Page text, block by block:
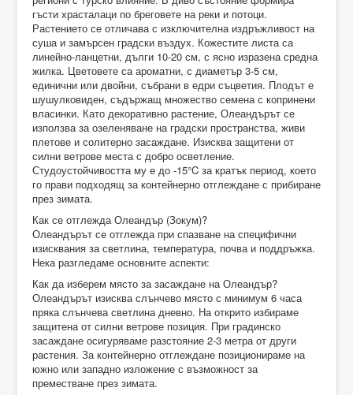
гъсти храсталаци по бреговете на реки и потоци.
Растението се отличава с изключителна издръжливост на
суша и замърсен градски въздух. Кожестите листа са
линейно-ланцетни, дълги 10-20 см, с ясно изразена средна
жилка. Цветовете са ароматни, с диаметър 3-5 см,
единични или двойни, събрани в едри съцветия. Плодът е
шушулковиден, съдържащ множество семена с копринени
власинки. Като декоративно растение, Олеандърът се
използва за озеленяване на градски пространства, живи
плетове и солитерно засаждане. Изисква защитени от
силни ветрове места с добро осветление.
Студоустойчивостта му е до -15°C за кратък период, което
го прави подходящ за контейнерно отглеждане с прибиране
през зимата.
Как се отглежда Олеандър (Зокум)?
Олеандърът се отглежда при спазване на специфични
изисквания за светлина, температура, почва и поддръжка.
Нека разгледаме основните аспекти:
Как да изберем място за засаждане на Олеандър?
Олеандърът изисква слънчево място с минимум 6 часа
пряка слънчева светлина дневно. На открито избираме
защитена от силни ветрове позиция. При градинско
засаждане осигуряваме разстояние 2-3 метра от други
растения. За контейнерно отглеждане позиционираме на
южно или западно изложение с възможност за
преместване през зимата.